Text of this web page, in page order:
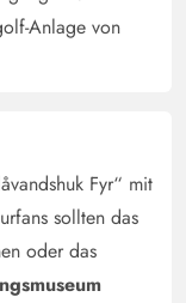
4.5 von 5
4.5 out of 5
einen Hund
Lage direkt
schön
Anlage von
Fyr“ mit
sollten das
oder das